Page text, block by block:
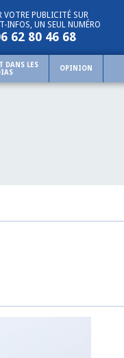
VOTRE PUBLICITÉ SUR
INFOS, UN SEUL NUMÉRO
62 80 46 68
DANS LES
OPINION